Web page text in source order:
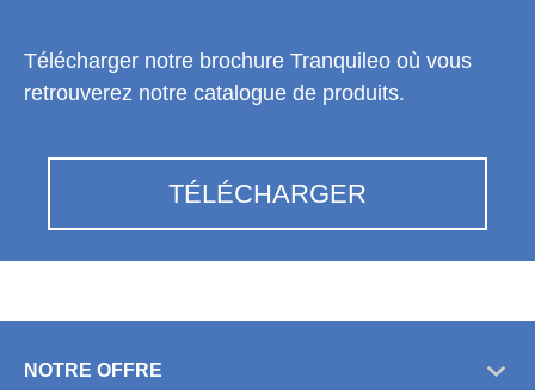
Télécharger notre brochure Tranquileo où vous
retrouverez notre catalogue de produits.
TÉLÉCHARGER
NOTRE OFFRE